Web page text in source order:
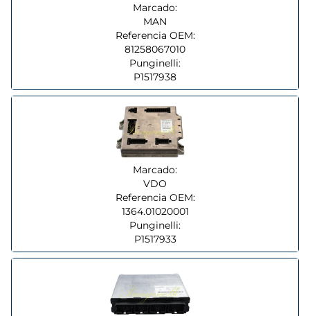
Marcado:
MAN
Referencia OEM:
81258067010
Punginelli:
P1517938
Marcado:
VDO
Referencia OEM:
1364.01020001
Punginelli:
P1517933